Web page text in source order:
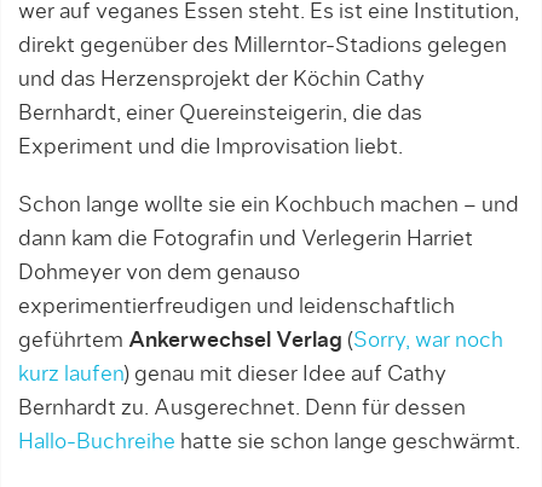
wer auf veganes Essen steht. Es ist eine Institution,
direkt gegenüber des Millerntor-Stadions gelegen
und das Herzensprojekt der Köchin Cathy
Bernhardt, einer Quereinsteigerin, die das
Experiment und die Improvisation liebt.
Schon lange wollte sie ein Kochbuch machen – und
dann kam die Fotografin und Verlegerin Harriet
Dohmeyer von dem genauso
experimentierfreudigen und leidenschaftlich
geführtem Ankerwechsel Verlag (Sorry, war noch
kurz laufen) genau mit dieser Idee auf Cathy
Bernhardt zu. Ausgerechnet. Denn für dessen
Hallo-Buchreihe hatte sie schon lange geschwärmt.